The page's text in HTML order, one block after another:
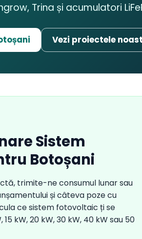
Trina și acumulatori
Vezi proiectele
Sistem
Botoșani
trimite-ne consumul lunar sau
și câteva poze cu
ce sistem fotovoltaic ți se
kW, 20 kW, 30 kW, 40 kW sau 50